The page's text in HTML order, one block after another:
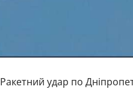
Ракетний удар по